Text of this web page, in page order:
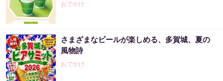
おでかけ
さまざまなビールが楽しめる、多賀城、夏の
風物詩
おでかけ